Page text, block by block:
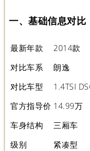
一、基础信息对比
最新年款 2014款
对比车系
朗逸
对比车型
1.4TSI
官方指导价 14.99万
车身结构
三厢车
级别
紧凑型